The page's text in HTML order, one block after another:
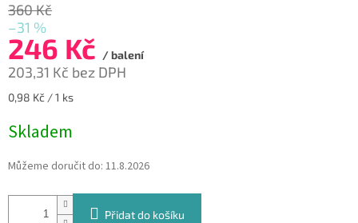
360 Kč
–31 %
246 Kč / balení
203,31 Kč bez DPH
Měrná
0,98 Kč / 1 ks
Skladem
Můžeme doručit do: 11.8.2026
Přidat do košíku